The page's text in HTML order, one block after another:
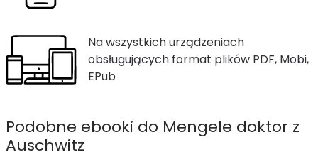
Na wszystkich urządzeniach
obsługujących format plików PDF, Mobi,
EPub
Podobne ebooki do Mengele doktor z
Auschwitz